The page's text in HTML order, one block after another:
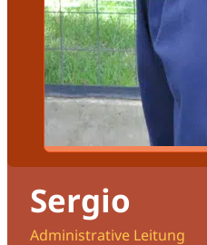
Sergio
Administrative Leitung